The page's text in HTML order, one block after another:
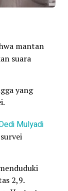
mantan
suara
yang
Mulyadi
2,9.